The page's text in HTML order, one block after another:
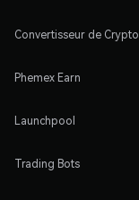
Convertisseur de Crypto
Phemex Earn
Launchpool
Trading Bots